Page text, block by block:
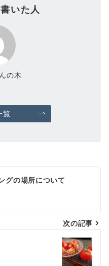
いた人
の木
覧
グの場所について
次の記事